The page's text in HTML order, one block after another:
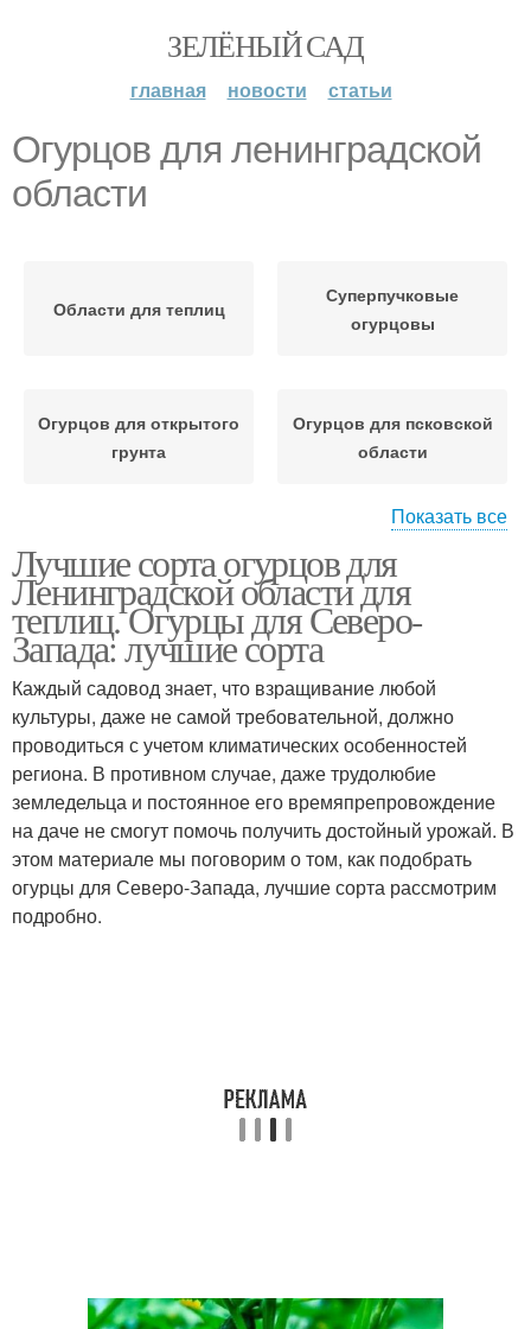
ЗЕЛЁНЫЙ САД
главная новости статьи
Огурцов для ленинградской
области
Области для теплиц
Суперпучковые
огурцовы
Огурцов для открытого
грунта
Огурцов для псковской
области
западе
запада
Показать все
Лучшие сорта огурцов для
Ленинградской области для
теплиц. Огурцы для Северо-
Запада: лучшие сорта
Каждый садовод знает, что взращивание любой
культуры, даже не самой требовательной, должно
проводиться с учетом климатических особенностей
региона. В противном случае, даже трудолюбие
земледельца и постоянное его времяпрепровождение
на даче не смогут помочь получить достойный урожай. В
этом материале мы поговорим о том, как подобрать
огурцы для Северо-Запада, лучшие сорта рассмотрим
подробно.